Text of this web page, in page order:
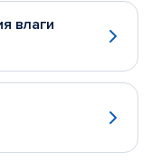
влаги